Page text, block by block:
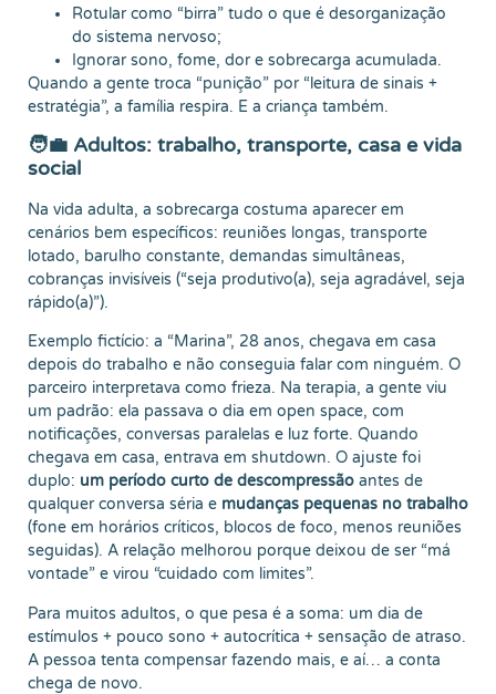
Rotular como “birra” tudo o que é desorganização
do sistema nervoso;
Ignorar sono, fome, dor e sobrecarga acumulada.
Quando a gente troca “punição” por “leitura de sinais +
estratégia”, a família respira. E a criança também.
🧑‍💼 Adultos: trabalho, transporte, casa e vida
social
Na vida adulta, a sobrecarga costuma aparecer em
cenários bem específicos: reuniões longas, transporte
lotado, barulho constante, demandas simultâneas,
cobranças invisíveis (“seja produtivo(a), seja agradável, seja
rápido(a)”).
Exemplo fictício: a “Marina”, 28 anos, chegava em casa
depois do trabalho e não conseguia falar com ninguém. O
parceiro interpretava como frieza. Na terapia, a gente viu
um padrão: ela passava o dia em open space, com
notificações, conversas paralelas e luz forte. Quando
chegava em casa, entrava em shutdown. O ajuste foi
duplo: um período curto de descompressão antes de
qualquer conversa séria e mudanças pequenas no trabalho
(fone em horários críticos, blocos de foco, menos reuniões
seguidas). A relação melhorou porque deixou de ser “má
vontade” e virou “cuidado com limites”.
Para muitos adultos, o que pesa é a soma: um dia de
estímulos + pouco sono + autocrítica + sensação de atraso.
A pessoa tenta compensar fazendo mais, e aí… a conta
chega de novo.